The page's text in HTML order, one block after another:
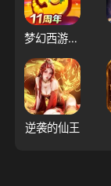
梦幻西游（大陆服）
逆袭的仙王